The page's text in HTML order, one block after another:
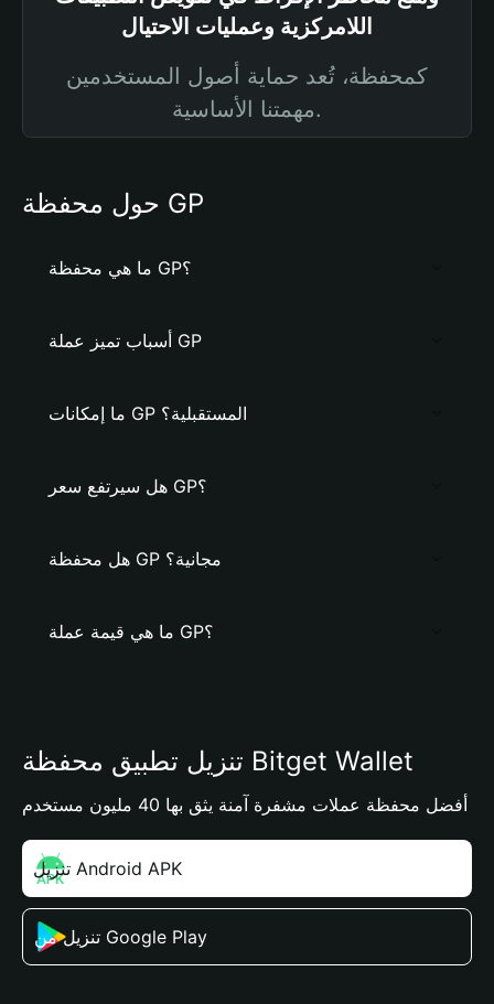
اللامركزية وعمليات الاحتيال
كمحفظة، تُعد حماية أصول المستخدمين
مهمتنا الأساسية.
حول محفظة GP
ما هي محفظة GP؟
أسباب تميز عملة GP
ما إمكانات GP المستقبلية؟
هل سيرتفع سعر GP؟
هل محفظة GP مجانية؟
ما هي قيمة عملة GP؟
تنزيل تطبيق محفظة Bitget Wallet
أفضل محفظة عملات مشفرة آمنة يثق بها 40 مليون مستخدم
تنزيل Android APK
تنزيل من Google Play